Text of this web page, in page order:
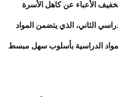
الأعباء عن كاهل الأسرة
الثاني، الذي يتضمن المواد
المواد الدراسية بأسلوب سهل مبسط